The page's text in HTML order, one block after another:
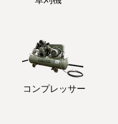
コンプレッサー